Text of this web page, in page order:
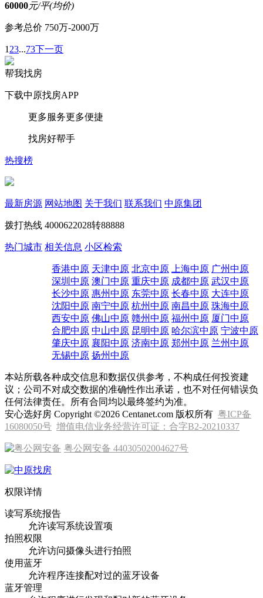
60000元/平(均价)
参考总价 750万-2000万
123...73下一页
帮我找房
下载中原找房APP
更多服务更多便捷
找房好帮手
热搜榜
最新房源 网站地图 关于我们 联系我们 中原集团
拨打热线 4000622028转88888
热门城市 相关信息 小区检索
香港中原 天津中原 北京中原 上海中原 广州中原
深圳中原 澳门中原 重庆中原 成都中原 武汉中原
长沙中原 惠州中原 东莞中原 长春中原 大连中原
沈阳中原 南宁中原 杭州中原 南昌中原 珠海中原
西安中原 佛山中原 赣州中原 福州中原 厦门中原
合肥中原 中山中原 昆明中原 哈尔滨中原 宁波中原
肇庆中原 襄阳中原 济南中原 郑州中原 兰州中原
无锡中原 扬州中原
本站所载各种成交信息和数据仅供参考，不构成任何投资建
议；公司不对成交数据的准确性作出承诺，也不对任何错误负
任何法律责任。所有合同均以最终签约为准。
安心选好房 Copyright ©2026 Centanet.com 版权所有 粤ICP备
16080050号 增值电信业务经营许可证：合字B2-20210337
粤公网安备 44030502004627号
权限详情
读写系统报告
允许读写系统设置项
拍照权限
允许访问摄像头进行拍照
使用蓝牙
允许程序连接配对过的蓝牙设备
蓝牙管理